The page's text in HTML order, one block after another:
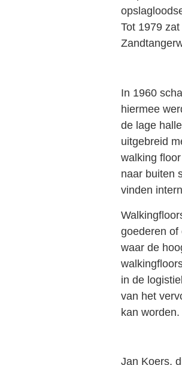
Tot 1979
In 1960
hiermee
de lage
uitgebreid
walking
naar buiten
vinden
goederen of
waar de
in de
van het
kan worden.
Jan Koers,